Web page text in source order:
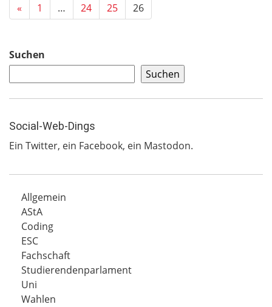
« 1 … 24 25 26
Suchen
Suchen
Social-Web-Dings
Ein Twitter, ein Facebook, ein Mastodon.
Allgemein
AStA
Coding
ESC
Fachschaft
Studierendenparlament
Uni
Wahlen